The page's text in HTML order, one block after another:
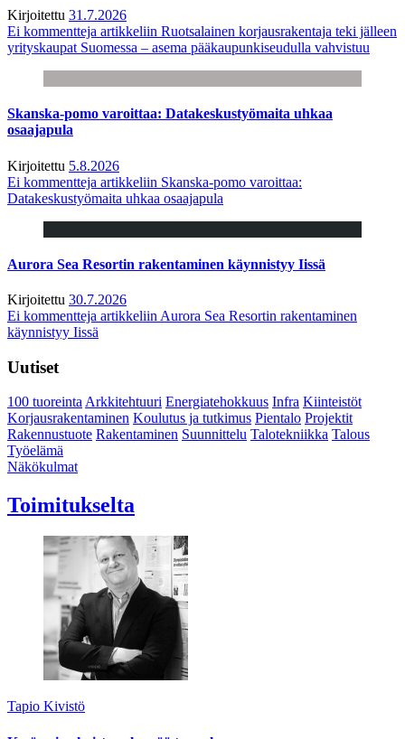
Kirjoitettu 31.7.2026
Ei kommentteja artikkeliin Ruotsalainen korjausrakentaja teki jälleen
yrityskaupat Suomessa – asema pääkaupunkiseudulla vahvistuu
Skanska-pomo varoittaa: Datakeskustyömaita uhkaa
osaajapula
Kirjoitettu 5.8.2026
Ei kommentteja artikkeliin Skanska-pomo varoittaa:
Datakeskustyömaita uhkaa osaajapula
Aurora Sea Resortin rakentaminen käynnistyy Iissä
Kirjoitettu 30.7.2026
Ei kommentteja artikkeliin Aurora Sea Resortin rakentaminen
käynnistyy Iissä
Uutiset
100 tuoreintaArkkitehtuuri Energiatehokkuus Infra Kiinteistöt
Korjausrakentaminen Koulutus ja tutkimus Pientalo Projektit
Rakennustuote Rakentaminen Suunnittelu Talotekniikka Talous
Työelämä
Näkökulmat
Toimitukselta
Tapio Kivistö